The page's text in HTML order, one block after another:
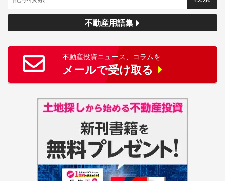
不動産用語集
不動産投資ニュース、コラムを
メールで受け取る